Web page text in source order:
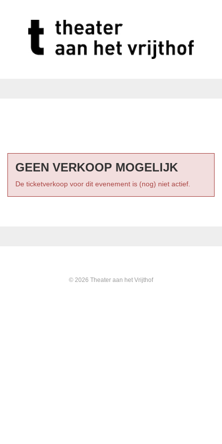
GEEN VERKOOP MOGELIJK
De ticketverkoop voor dit evenement is (nog) niet actief.
© 2026 Theater aan het Vrijthof